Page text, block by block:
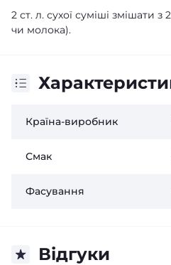
2 ст. л. сухої суміші змішати
чи молока).
Країна-виробник
Смак
Фасування
Відгуки